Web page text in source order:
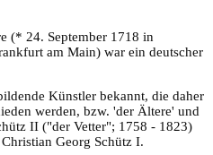
(* 24. September 1718 in
am Main) war ein deutscher
Künstler bekannt, die daher
werden, bzw. 'der Ältere' und
II ("der Vetter"; 1758 - 1823)
Georg Schütz I.